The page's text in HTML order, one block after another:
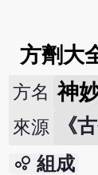
方劑大
方名 神
來源 《
bubble_chart 組成